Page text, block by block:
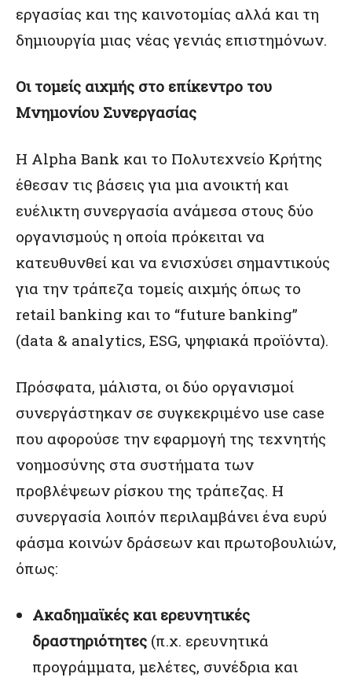
εργασίας και της καινοτομίας αλλά και τη
δημιουργία μιας νέας γενιάς επιστημόνων.
Οι τομείς αιχμής στο επίκεντρο του
Μνημονίου Συνεργασίας
Η Alpha Bank και το Πολυτεχνείο Κρήτης
έθεσαν τις βάσεις για μια ανοικτή και
ευέλικτη συνεργασία ανάμεσα στους δύο
οργανισμούς η οποία πρόκειται να
κατευθυνθεί και να ενισχύσει σημαντικούς
για την τράπεζα τομείς αιχμής όπως το
retail banking και το “future banking”
(data & analytics, ESG, ψηφιακά προϊόντα).
Πρόσφατα, μάλιστα, οι δύο οργανισμοί
συνεργάστηκαν σε συγκεκριμένο use case
που αφορούσε την εφαρμογή της τεχνητής
νοημοσύνης στα συστήματα των
προβλέψεων ρίσκου της τράπεζας. Η
συνεργασία λοιπόν περιλαμβάνει ένα ευρύ
φάσμα κοινών δράσεων και πρωτοβουλιών,
όπως:
Ακαδημαϊκές και ερευνητικές
δραστηριότητες (π.χ. ερευνητικά
προγράμματα, μελέτες, συνέδρια και